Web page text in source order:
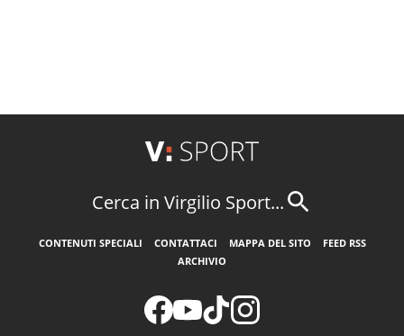
Cerca in Virgilio Sport...
CONTENUTI SPECIALI CONTATTACI MAPPA DEL SITO
FEED RSS
ARCHIVIO